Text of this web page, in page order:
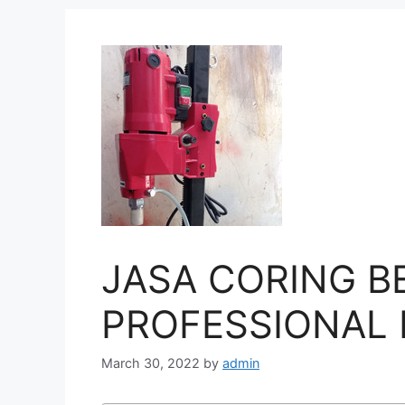
JASA CORING
March 30, 2022 by admin